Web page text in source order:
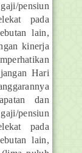
pensiun
pada
lain,
kinerja
Hari
dan
pensiun
pada
lain,